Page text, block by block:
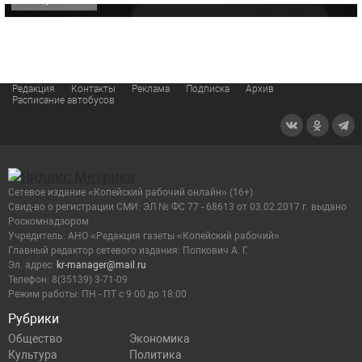
Редакция Контакты Реклама Подписка
Архив
Расписание автобусов
Рубрики
Общество
Экономика
Культура
Политика
Сетевое издание «Копейский рабочий онлайн» (16+)
Cвид-во о регистрации СМИ: ЭЛ № ФС 77 - 68613 от 03.02.2017 г. выдано
Роскомнадзором
Учредитель: АНО «Редакция газеты «Копейский рабочий»
Главный редактор сетевого издания: Попкович А. Г.
Эл. адрес: kr-manager@mail.ru
Телефон: 8(35139) 3-71-09
Режим работы: ПН - ПТ с 9:00 до 18:00